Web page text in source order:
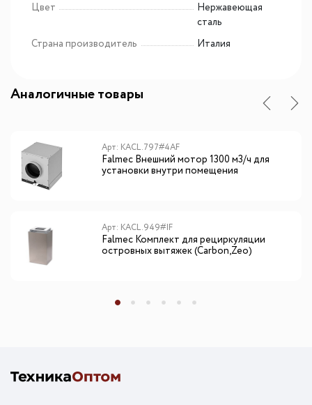
Цвет
Нержавеющая
сталь
Страна производитель
Италия
Аналогичные товары
Арт: KACL.797#4AF
Falmec Внешний мотор 1300 м3/ч для
установки внутри помещения
Арт: KACL.949#IF
Falmec Комплект для рециркуляции
островных вытяжек (Carbon,Zeo)